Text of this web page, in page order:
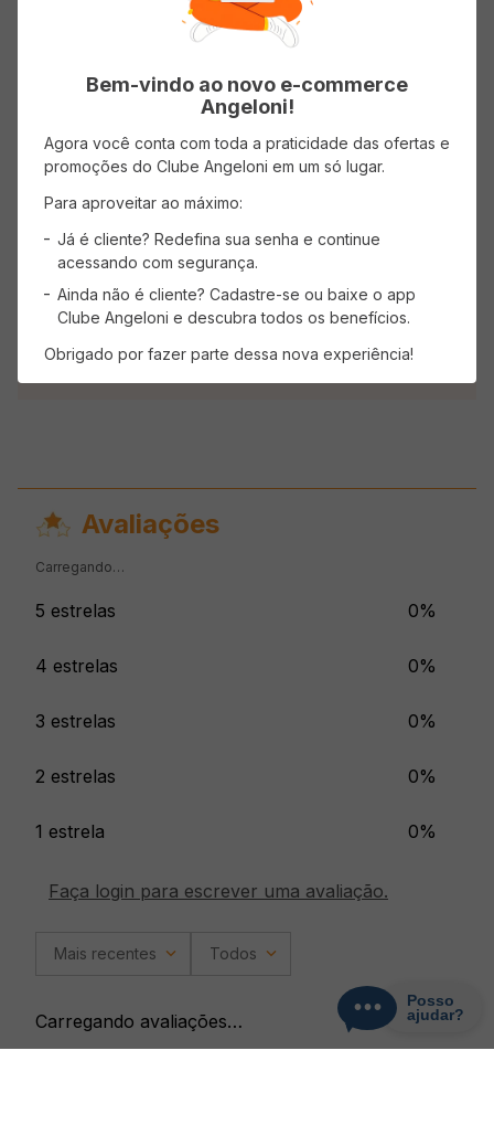
Descrição do produto
Kit Dental GIFT Smile Box Pra Criança Estojo e
Fio Dental Pop
Avaliações
Carregando…
5 estrelas 0%
4 estrelas 0%
3 estrelas 0%
2 estrelas 0%
1 estrela 0%
Faça login para escrever uma avaliação.
Mais recentes Todos
Carregando avaliações…
Bem-vindo ao novo e-commerce
Angeloni!
Agora você conta com toda a praticidade das ofertas e
promoções do Clube Angeloni em um só lugar.
Para aproveitar ao máximo:
Já é cliente? Redefina sua senha e continue
acessando com segurança.
Ainda não é cliente? Cadastre-se ou baixe o app
Clube Angeloni e descubra todos os benefícios.
Obrigado por fazer parte dessa nova experiência!